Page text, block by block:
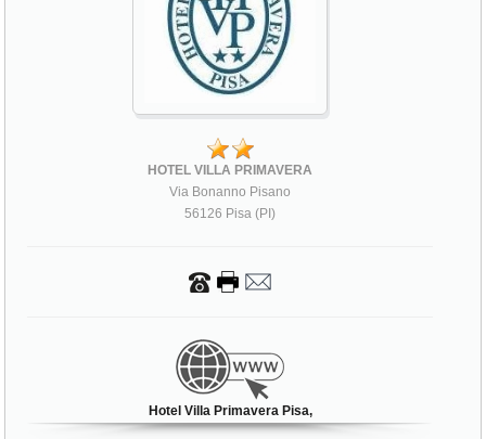
HOTEL VILLA PRIMAVERA
Via Bonanno Pisano
56126 Pisa (PI)
Hotel Villa Primavera Pisa,